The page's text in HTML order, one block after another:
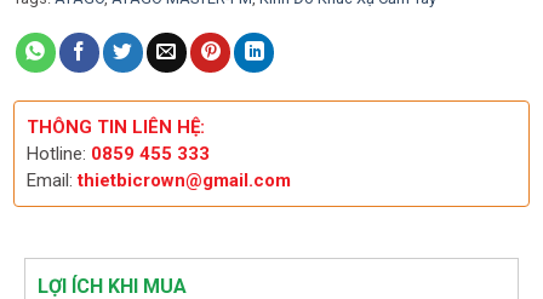
THÔNG TIN LIÊN HỆ:
Hotline: 0859 455 333
Email:thietbicrown@gmail.com
LỢI ÍCH KHI MUA